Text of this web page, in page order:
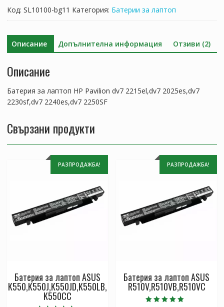
лаптоп
2215el,dv7
2230sf,dv7
2250SF
Код: SL10100-bg11 Категория: Батерии за лаптоп
Описание Допълнителна информация Отзиви (2)
Описание
Батерия за лаптоп HP Pavilion dv7 2215el,dv7 2025es,dv7
2230sf,dv7 2240es,dv7 2250SF
Свързани продукти
РАЗПРОДАЖБА!
Батерия за лаптоп ASUS
K550,K550J,K550JD,K550LB,
K550CC
РАЗПРОДАЖБА!
Батерия за лаптоп ASUS
R510V,R510VB,R510VC